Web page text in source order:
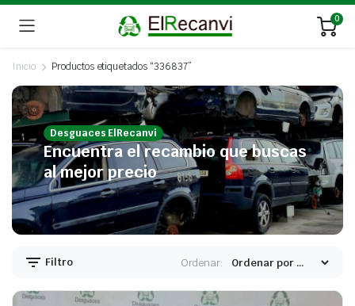
0
Inicio Productos etiquetados “336837”
Desguaces ElRecanvi
Encuentra el recambio que buscas
al mejor precio
Filtro Ordenar: